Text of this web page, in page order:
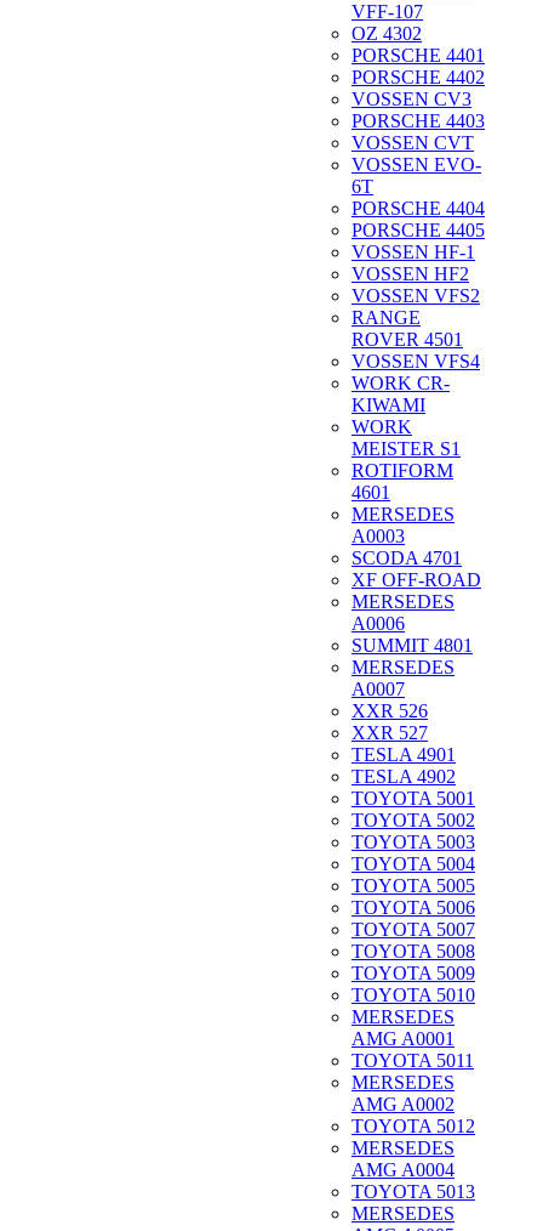
VFF-107
OZ 4302
PORSCHE 4401
PORSCHE 4402
VOSSEN CV3
PORSCHE 4403
VOSSEN CVT
VOSSEN EVO-
6T
PORSCHE 4404
PORSCHE 4405
VOSSEN HF-1
VOSSEN HF2
VOSSEN VFS2
RANGE
ROVER 4501
VOSSEN VFS4
WORK CR-
KIWAMI
WORK
MEISTER S1
ROTIFORM
4601
MERSEDES
A0003
SCODA 4701
XF OFF-ROAD
MERSEDES
A0006
SUMMIT 4801
MERSEDES
A0007
XXR 526
XXR 527
TESLA 4901
TESLA 4902
TOYOTA 5001
TOYOTA 5002
TOYOTA 5003
TOYOTA 5004
TOYOTA 5005
TOYOTA 5006
TOYOTA 5007
TOYOTA 5008
TOYOTA 5009
TOYOTA 5010
MERSEDES
AMG A0001
TOYOTA 5011
MERSEDES
AMG A0002
TOYOTA 5012
MERSEDES
AMG A0004
TOYOTA 5013
MERSEDES